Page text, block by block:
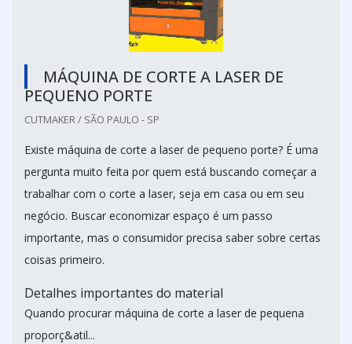
MÁQUINA DE CORTE A LASER DE
PEQUENO PORTE
CUTMAKER / SÃO PAULO - SP
Existe máquina de corte a laser de pequeno porte? É uma
pergunta muito feita por quem está buscando começar a
trabalhar com o corte a laser, seja em casa ou em seu
negócio. Buscar economizar espaço é um passo
importante, mas o consumidor precisa saber sobre certas
coisas primeiro.
Detalhes importantes do material
Quando procurar máquina de corte a laser de pequena
proporç&atil...